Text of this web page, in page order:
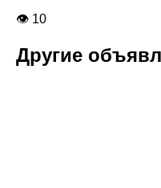
👁 10
Другие